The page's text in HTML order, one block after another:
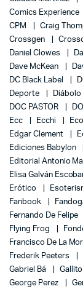
Comics Experience
CPM
Craig
Crossgen
Daniel Clowes
Dave McKean
DC Black Label
Deporte
Diábolo
DOC PASTOR
Ecc
Ecchi
Edgar Clement
Ediciones Babylon
Editorial Antonio
Elisa Galván
Erótico
Fanbook
Fernando De Felipe
Flying Frog
Francisco De La
Frederik Peeters
Gabriel Bá
George Perez